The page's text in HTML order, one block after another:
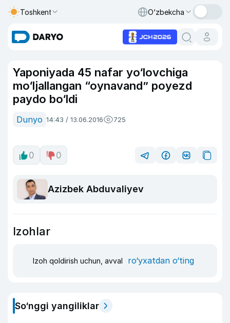
Toshkent O‘zbekcha
Yaponiyada 45 nafar yo‘lovchiga
mo‘ljallangan “oynavand” poyezd
paydo bo‘ldi
Dunyo 14:43 / 13.06.2016 725
0 0
Azizbek Abduvaliyev
Izohlar
Izoh qoldirish uchun, avval ro‘yxatdan o‘ting
So‘nggi yangiliklar